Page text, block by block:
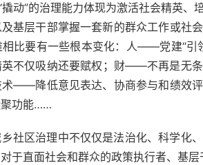
撬动”的治理能力体现为激活社会精英
基层干部掌握一套新的群众工作或社
比要有一些根本变化：人——党建“引
不仅吸纳还要赋权；财——不再是无
术——降低意见表达、协商参与和绩效
聚功能……
社区治理中不仅仅是法治化、科学化
于直面社会和群众的政策执行者、基层